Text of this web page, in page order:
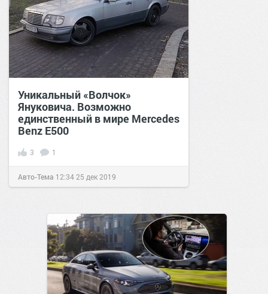
Уникальный «Волчок»
Януковича. Возможно
единственный в мире Mercedes
Benz Е500
3 1
Авто-Тема 12:3425 дек 2019